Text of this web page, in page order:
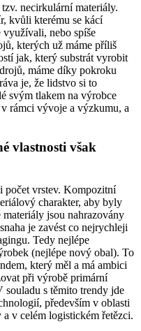
necirkulární materiály.
kvůli kterému se kácí
využívali, nebo spíše
kterých už máme příliš
jak, který substrát vyrobit
máme díky pokroku
je, že lidstvo si to
svým tlakem na výrobce
rámci vývoje a výzkumu, a
vlastnosti však
počet vrstev. Kompozitní
charakter, aby byly
jsou nahrazovány
je zavést co nejrychleji
Tedy nejlépe
(nejlépe nový obal). To
který měl a má ambici
při výrobě primární
s těmito trendy jde
především v oblasti
v celém logistickém řetězci.